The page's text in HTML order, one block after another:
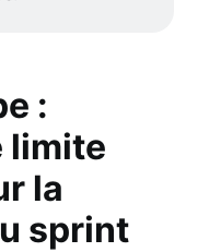
:
limite
la
sprint